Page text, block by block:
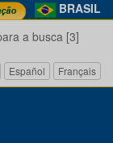
BRASIL
a busca [3]
Español Français